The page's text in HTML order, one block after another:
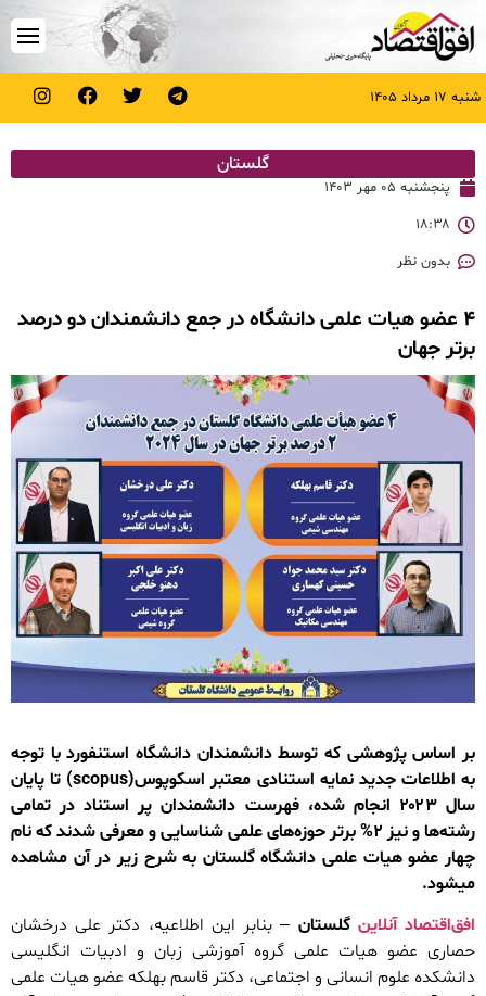
شنبه ۱۷ مرداد ۱۴۰۵
گلستان
پنجشنبه ۰۵ مهر ۱۴۰۳
۱۸:۳۸
بدون نظر
۴ عضو هیات علمی دانشگاه در جمع دانشمندان دو درصد
برتر جهان
بر اساس پژوهشی که توسط دانشمندان دانشگاه استنفورد با توجه
به اطلاعات جدید نمایه استنادی معتبر اسکوپوس(scopus) تا پایان
سال ۲۰۲۳ انجام شده، فهرست دانشمندان پر استناد در تمامی
رشته‌ها و نیز ۲% برتر حوزه‌های علمی شناسایی و معرفی شدند که نام
چهار عضو هیات علمی دانشگاه گلستان به شرح زیر در آن مشاهده
می­­شود.
افق‌اقتصاد آنلاین گلستان – بنابر این اطلاعیه، دکتر علی درخشان
حصاری عضو هیات علمی گروه آموزشی زبان و ادبیات انگلیسی
دانشکده علوم انسانی و اجتماعی، دکتر قاسم بهلکه عضو هیات علمی